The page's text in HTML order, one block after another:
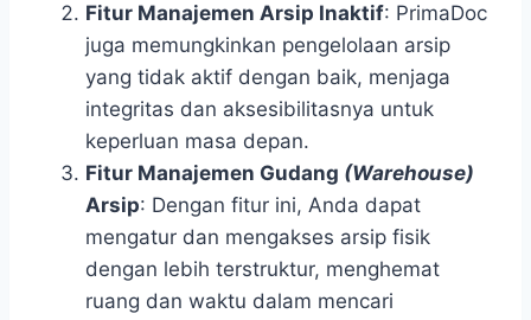
Fitur Manajemen Arsip Inaktif: PrimaDoc
juga memungkinkan pengelolaan arsip
yang tidak aktif dengan baik, menjaga
integritas dan aksesibilitasnya untuk
keperluan masa depan.
Fitur Manajemen Gudang (Warehouse)
Arsip: Dengan fitur ini, Anda dapat
mengatur dan mengakses arsip fisik
dengan lebih terstruktur, menghemat
ruang dan waktu dalam mencari